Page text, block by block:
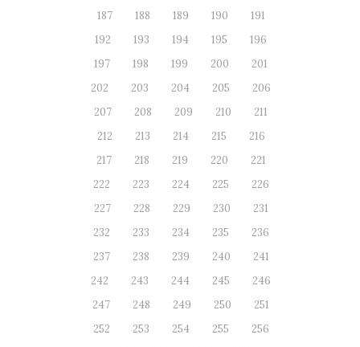
187
188 189 190
191
192
193 194 195
196
197
198 199 200
201
202
203 204 205
206
207
208 209 210
211
212
213 214 215
216
217
218 219 220
221
222
223 224 225
226
227
228 229 230
231
232
233 234 235
236
237
238 239 240
241
242
243 244 245
246
247
248 249 250
251
252
253 254 255
256